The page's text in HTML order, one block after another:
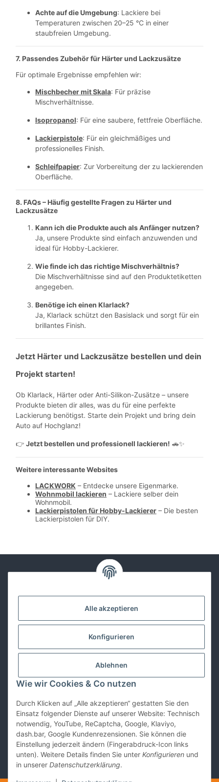
Alle akzeptieren
Konfigurieren
Ablehnen
Wie wir Cookies & Co nutzen
Durch Klicken auf „Alle akzeptieren“ gestatten Sie den
Einsatz folgender Dienste auf unserer Website: Technisch
notwendig, YouTube, ReCaptcha, Google, Klaviyo,
dash.bar, Google Kundenrezensionen. Sie können die
Einstellung jederzeit ändern (Fingerabdruck-Icon links
unten). Weitere Details finden Sie unter Konfigurieren und
in unserer Datenschutzerklärung.
Achte auf die Umgebung: Lackiere bei
Temperaturen zwischen 20–25 °C in einer
staubfreien Umgebung.
7. Passendes Zubehör für Härter und Lackzusätze
Für optimale Ergebnisse empfehlen wir:
Mischbecher mit Skala: Für präzise
Mischverhältnisse.
Isopropanol: Für eine saubere, fettfreie Oberfläche.
Lackierpistole: Für ein gleichmäßiges und
professionelles Finish.
Schleifpapier: Zur Vorbereitung der zu lackierenden
Oberfläche.
8. FAQs – Häufig gestellte Fragen zu Härter und
Lackzusätze
Kann ich die Produkte auch als Anfänger nutzen?
Ja, unsere Produkte sind einfach anzuwenden und
ideal für Hobby-Lackierer.
Wie finde ich das richtige Mischverhältnis?
Die Mischverhältnisse sind auf den Produktetiketten
angegeben.
Benötige ich einen Klarlack?
Ja, Klarlack schützt den Basislack und sorgt für ein
brillantes Finish.
Jetzt Härter und Lackzusätze bestellen und dein
Projekt starten!
Ob Klarlack, Härter oder Anti-Silikon-Zusätze – unsere
Produkte bieten dir alles, was du für eine perfekte
Lackierung benötigst. Starte dein Projekt und bring dein
Auto auf Hochglanz!
👉 Jetzt bestellen und professionell lackieren! 🚗✨
Weitere interessante Websites
LACKWORK – Entdecke unsere Eigenmarke.
Wohnmobil lackieren – Lackiere selber dein
Wohnmobil.
Lackierpistolen für Hobby-Lackierer – Die besten
Lackierpistolen für DIY.
Vertrag widerrufen
* Alle Preise inkl. gesetzlicher USt., zzgl.Versand